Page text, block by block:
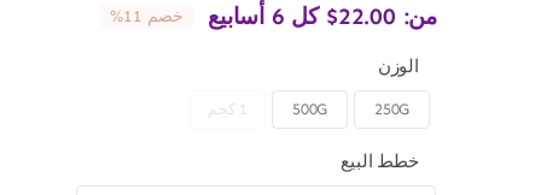
من: $22.00 كل 6 أسابيع خصم 11%
الوزن
250G
500G 1 كجم
خطط البيع